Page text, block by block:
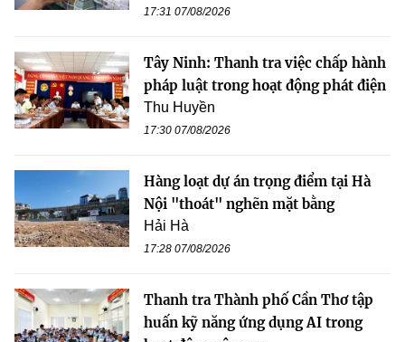
17:31 07/08/2026
Tây Ninh: Thanh tra việc chấp hành
pháp luật trong hoạt động phát điện
Thu Huyền
17:30 07/08/2026
Hàng loạt dự án trọng điểm tại Hà
Nội "thoát" nghẽn mặt bằng
Hải Hà
17:28 07/08/2026
Thanh tra Thành phố Cần Thơ tập
huấn kỹ năng ứng dụng AI trong